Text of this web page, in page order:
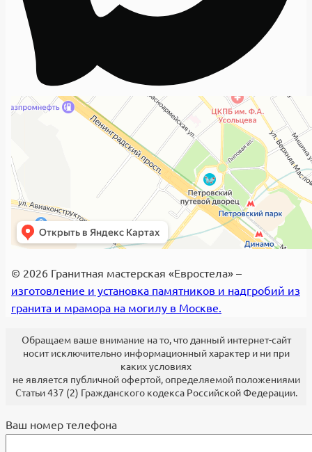
© 2026 Гранитная мастерская «Евростела» –
изготовление и установка памятников и надгробий из
гранита и мрамора на могилу в Москве.
Обращаем ваше внимание на то, что данный интернет-сайт
носит исключительно информационный характер и ни при
каких условиях
не является публичной офертой, определяемой положениями
Статьи 437 (2) Гражданского кодекса Российской Федерации.
Ваш номер телефона